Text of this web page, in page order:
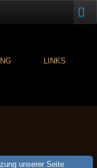
LINKS
unserer Seite